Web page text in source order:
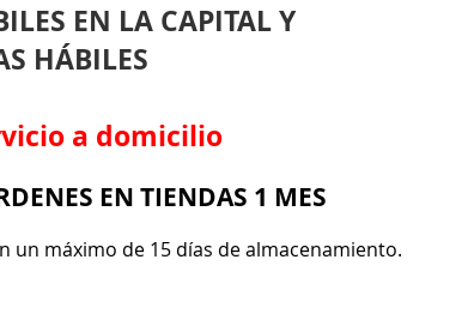
EN LA CAPITAL Y
HÁBILES
a domicilio
EN TIENDAS 1 MES
máximo de 15 días de almacenamiento.